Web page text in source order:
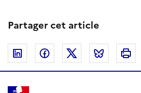
Partager cet article
Linkedin FacebookTwitter Bluesky